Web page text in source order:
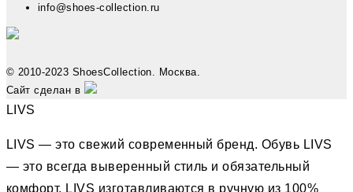
info@shoes-collection.ru
© 2010-2023 ShoesCollection. Москва.
Сайт сделан в
LIVS
LIVS — это свежий современный бренд. Обувь LIVS
— это всегда выверенный стиль и обязательный
комфорт. LIVS изготавливаются в ручную из 100%